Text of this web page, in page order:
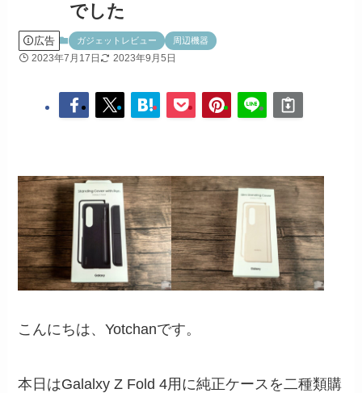
でした
広告 ガジェットレビュー 周辺機器
2023年7月17日 2023年9月5日
こんにちは、Yotchanです。
本日はGalalxy Z Fold 4用に純正ケースを二種類購